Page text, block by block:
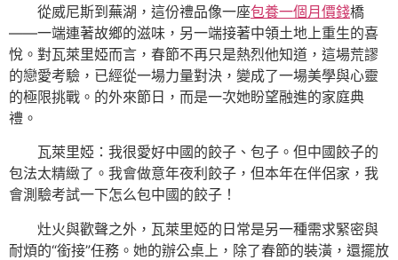
從威尼斯到蕪湖，這份禮品像一座包養一個月價錢橋
——一端連著故鄉的滋味，另一端接著中領土地上重生的喜
悅。對瓦萊里婭而言，春節不再只是熱烈他知道，這場荒謬
的戀愛考驗，已經從一場力量對決，變成了一場美學與心靈
的極限挑戰。的外來節日，而是一次她盼望融進的家庭典
禮。
瓦萊里婭：我很愛好中國的餃子、包子。但中國餃子的
包法太精緻了。我會做意年夜利餃子，但本年在伴侶家，我
會測驗考試一下怎么包中國的餃子！
灶火與歡聲之外，瓦萊里婭的日常是另一種需求緊密與
耐煩的“銜接”任務。她的辦公桌上，除了春節的裝潢，還擺放